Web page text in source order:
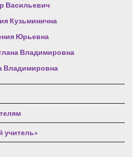
Васильевич
Кузьминична
Юрьевна
Владимировна
Владимировна
учитель»